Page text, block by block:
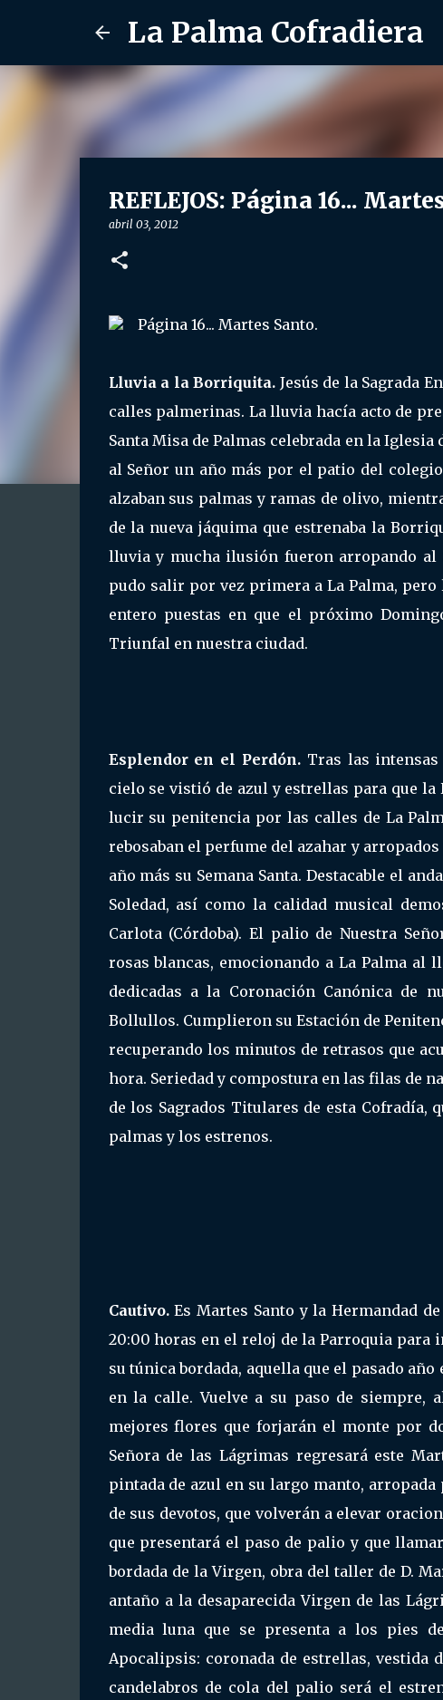
La Palma Cofradiera
REFLEJOS: Página 16...
abril 03, 2012
Página 16... Martes Santo.
Lluvia a la Borriquita. Jesús de la Sagrada
calles palmerinas. La lluvia hacía acto de
Santa Misa de Palmas celebrada en la
al Señor un año más por el patio del
alzaban sus palmas y ramas de olivo,
de la nueva jáquima que estrenaba la
lluvia y mucha ilusión fueron arropando al
pudo salir por vez primera a La Palma,
entero puestas en que el próximo
Triunfal en nuestra ciudad.
Esplendor en el Perdón. Tras las
cielo se vistió de azul y estrellas para que
lucir su penitencia por las calles de La
rebosaban el perfume del azahar y
año más su Semana Santa. Destacable el
Soledad, así como la calidad musical
Carlota (Córdoba). El palio de Nuestra
rosas blancas, emocionando a La Palma al
dedicadas a la Coronación Canónica de
Bollullos. Cumplieron su Estación de
recuperando los minutos de retrasos que
hora. Seriedad y compostura en las filas de
de los Sagrados Titulares de esta Cofradía,
palmas y los estrenos.
Cautivo.Es Martes Santo y la Hermandad
20:00 horas en el reloj de la Parroquia para
su túnica bordada, aquella que el pasado
en la calle. Vuelve a su paso de siempre,
mejores flores que forjarán el monte por
Señora de las Lágrimas regresará este
pintada de azul en su largo manto,
de sus devotos, que volverán a elevar
que presentará el paso de palio y que
bordada de la Virgen, obra del taller de D.
antaño a la desaparecida Virgen de las
media luna que se presenta a los pies
Apocalipsis: coronada de estrellas, vestida
candelabros de cola del palio será el